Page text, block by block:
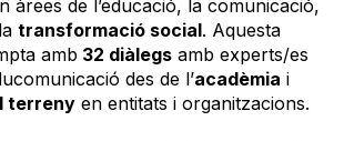
àrees de l’educació, la comunicació,
transformació social. Aquesta
amb 32 diàlegs amb experts/es
des de l’acadèmia i
terreny en entitats i organitzacions.